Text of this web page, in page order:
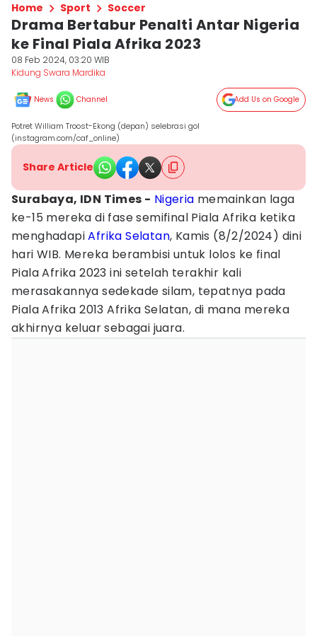
Home Sport Soccer
Drama Bertabur Penalti Antar Nigeria
ke Final Piala Afrika 2023
08 Feb 2024, 03:20 WIB
Kidung Swara Mardika
News Channel Add Us on Google
Potret William Troost-Ekong (depan) selebrasi gol
(instagram.com/caf_online)
Share Article
Surabaya, IDN Times - Nigeria memainkan laga
ke-15 mereka di fase semifinal Piala Afrika ketika
menghadapiAfrika Selatan, Kamis (8/2/2024) dini
hari WIB. Mereka berambisi untuk lolos ke final
Piala Afrika 2023 ini setelah terakhir kali
merasakannya sedekade silam, tepatnya pada
Piala Afrika 2013 Afrika Selatan, di mana mereka
akhirnya keluar sebagai juara.